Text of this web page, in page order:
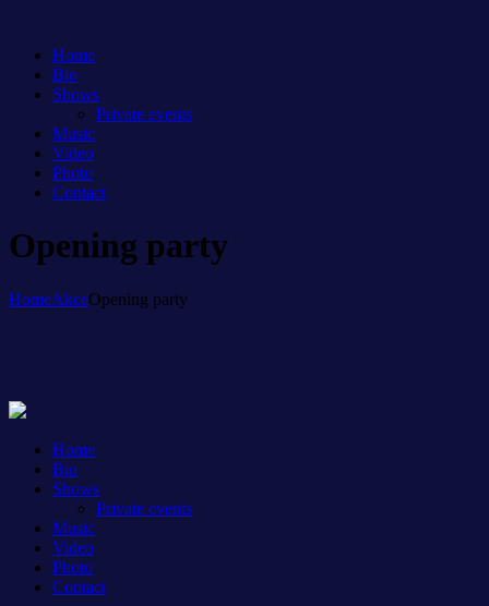
Home
Bio
Shows
Private events
Music
Video
Photo
Contact
Opening party
HomeAkceOpening party
Home
Bio
Shows
Private events
Music
Video
Photo
Contact